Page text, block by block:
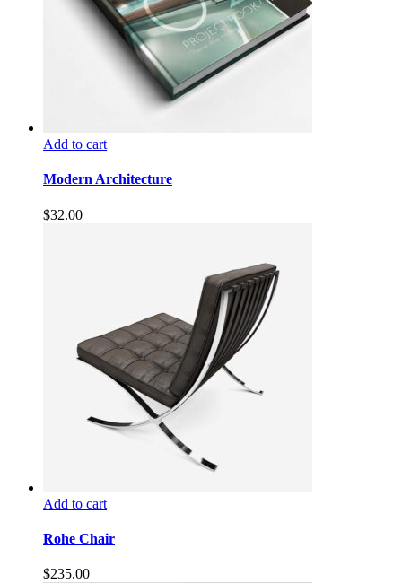
Add to cart
Modern Architecture
$32.00
Add to cart
Rohe Chair
$235.00